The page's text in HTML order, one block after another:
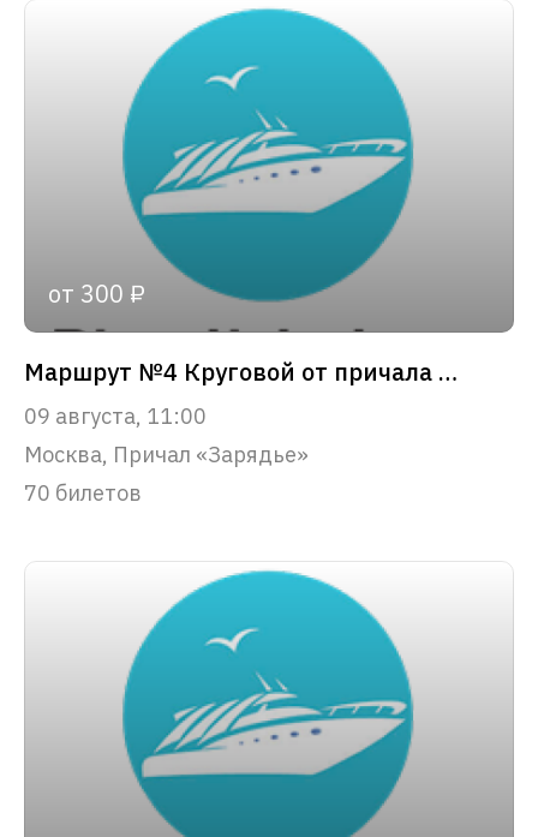
от 300 ₽
Маршрут №4 Круговой от причала «Зарядье»
09 августа, 11:00
Москва, Причал «Зарядье»
70 билетов